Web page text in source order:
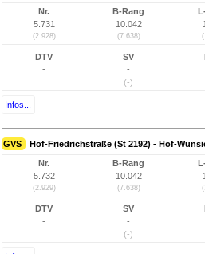
Nr.
5.731
(2.928)
B-Rang
10.042
(7.638)
DTV
-
SV
-
(-)
Infos...
GVS Hof-Friedrichstraße (St 2192) - Hof-
Nr.
5.732
(2.929)
B-Rang
10.042
(7.638)
DTV
-
SV
-
(-)